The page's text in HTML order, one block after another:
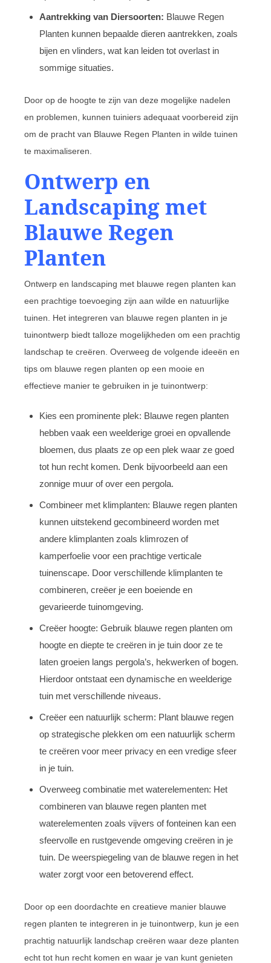
Aantrekking van Diersoorten: Blauwe Regen
Planten kunnen bepaalde dieren aantrekken, zoals
bijen en vlinders, wat kan leiden tot overlast in
sommige situaties.
Door op de hoogte te zijn van deze mogelijke nadelen
en problemen, kunnen tuiniers adequaat voorbereid zijn
om de pracht van Blauwe Regen Planten in wilde tuinen
te maximaliseren.
Ontwerp en
Landscaping met
Blauwe Regen
Planten
Ontwerp en landscaping met blauwe regen planten kan
een prachtige toevoeging zijn aan wilde en natuurlijke
tuinen. Het integreren van blauwe regen planten in je
tuinontwerp biedt talloze mogelijkheden om een prachtig
landschap te creëren. Overweeg de volgende ideeën en
tips om blauwe regen planten op een mooie en
effectieve manier te gebruiken in je tuinontwerp:
Kies een prominente plek: Blauwe regen planten
hebben vaak een weelderige groei en opvallende
bloemen, dus plaats ze op een plek waar ze goed
tot hun recht komen. Denk bijvoorbeeld aan een
zonnige muur of over een pergola.
Combineer met klimplanten: Blauwe regen planten
kunnen uitstekend gecombineerd worden met
andere klimplanten zoals klimrozen of
kamperfoelie voor een prachtige verticale
tuinenscape. Door verschillende klimplanten te
combineren, creëer je een boeiende en
gevarieerde tuinomgeving.
Creëer hoogte: Gebruik blauwe regen planten om
hoogte en diepte te creëren in je tuin door ze te
laten groeien langs pergola’s, hekwerken of bogen.
Hierdoor ontstaat een dynamische en weelderige
tuin met verschillende niveaus.
Creëer een natuurlijk scherm: Plant blauwe regen
op strategische plekken om een natuurlijk scherm
te creëren voor meer privacy en een vredige sfeer
in je tuin.
Overweeg combinatie met waterelementen: Het
combineren van blauwe regen planten met
waterelementen zoals vijvers of fonteinen kan een
sfeervolle en rustgevende omgeving creëren in je
tuin. De weerspiegeling van de blauwe regen in het
water zorgt voor een betoverend effect.
Door op een doordachte en creatieve manier blauwe
regen planten te integreren in je tuinontwerp, kun je een
prachtig natuurlijk landschap creëren waar deze planten
echt tot hun recht komen en waar je van kunt genieten